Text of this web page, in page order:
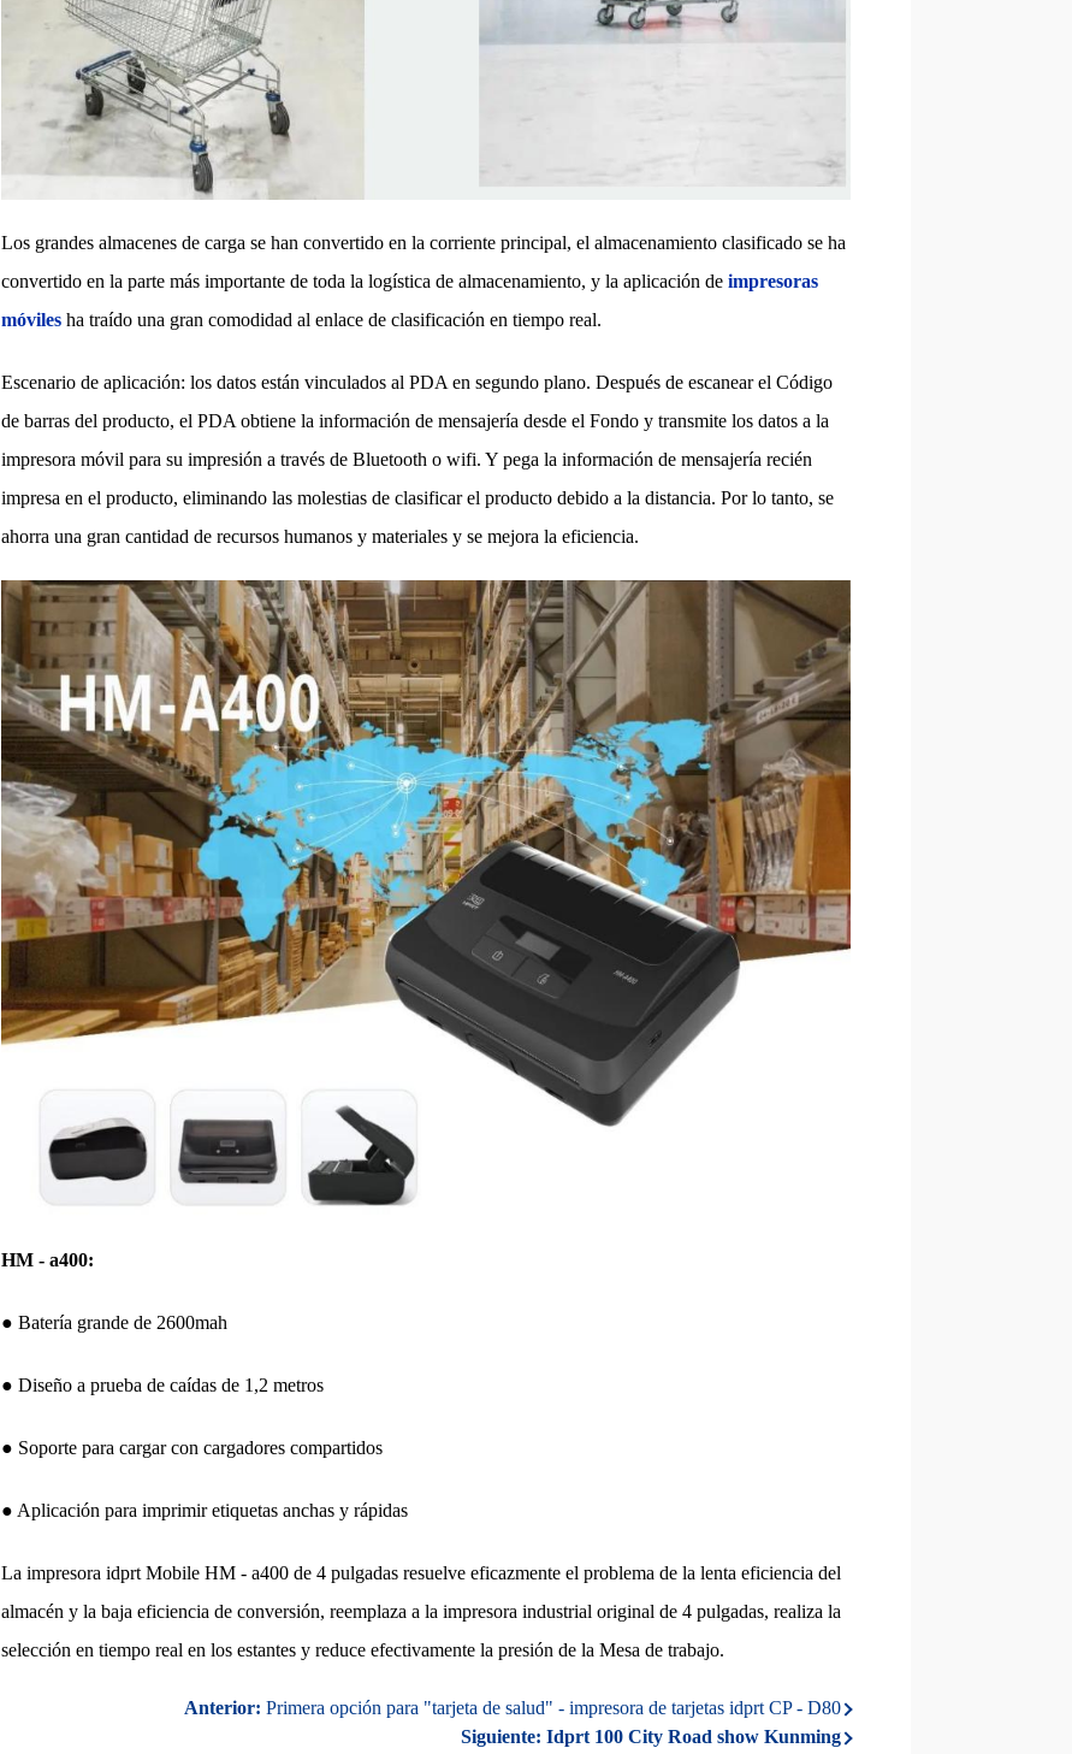
Los grandes almacenes de carga se han convertido en la corriente principal, el almacenamiento clasificado se ha
convertido en la parte más importante de toda la logística de almacenamiento, y la aplicación deimpresoras
móviles ha traído una gran comodidad al enlace de clasificación en tiempo real.
Escenario de aplicación: los datos están vinculados al PDA en segundo plano. Después de escanear el Código
de barras del producto, el PDA obtiene la información de mensajería desde el Fondo y transmite los datos a la
impresora móvil para su impresión a través de Bluetooth o wifi. Y pega la información de mensajería recién
impresa en el producto, eliminando las molestias de clasificar el producto debido a la distancia. Por lo tanto, se
ahorra una gran cantidad de recursos humanos y materiales y se mejora la eficiencia.
HM - a400:
● Batería grande de 2600mah
● Diseño a prueba de caídas de 1,2 metros
● Soporte para cargar con cargadores compartidos
● Aplicación para imprimir etiquetas anchas y rápidas
La impresora idprt Mobile HM - a400 de 4 pulgadas resuelve eficazmente el problema de la lenta eficiencia del
almacén y la baja eficiencia de conversión, reemplaza a la impresora industrial original de 4 pulgadas, realiza la
selección en tiempo real en los estantes y reduce efectivamente la presión de la Mesa de trabajo.
Anterior: Primera opción para "tarjeta de salud" - impresora de tarjetas idprt CP - D80
Siguiente: Idprt 100 City Road show Kunming